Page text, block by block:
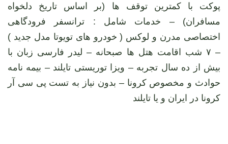
پوکت با کمترین توقف ها (بر اساس تاریخ دلخواه
مسافران) – خدمات شامل : ترانسفر فرودگاهی
اختصاصی مدرن و لوکس ( خودرو های تویوتا مدل جدید )
– ۷ شب اقامت هتل ها صبحانه – لیدر فارسی زبان با
بیش از ده سال تجربه – ویزا توریستی تایلند – بیمه نامه
حوادث و مخصوص کرونا – بدون نیاز به تست پی سی آر
کرونا در ایران و یا تایلند